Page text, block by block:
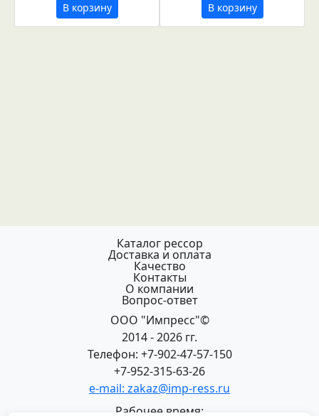
В корзину В корзину
Каталог рессор
Доставка и оплата
Качество
Контакты
О компании
Вопрос-ответ
ООО "Импресс"©
2014 - 2026 гг.
Телефон: +7-902-47-57-150
+7-952-315-63-26
e-mail: zakaz@imp-ress.ru
Рабочее время: